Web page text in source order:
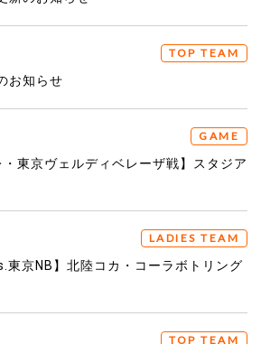
TOP TEAM
お知らせ
GAME
東京ヴェルディベレーザ戦】スタジア
LADIES TEAM
京NB】北陸コカ・コーラボトリング
TOP TEAM